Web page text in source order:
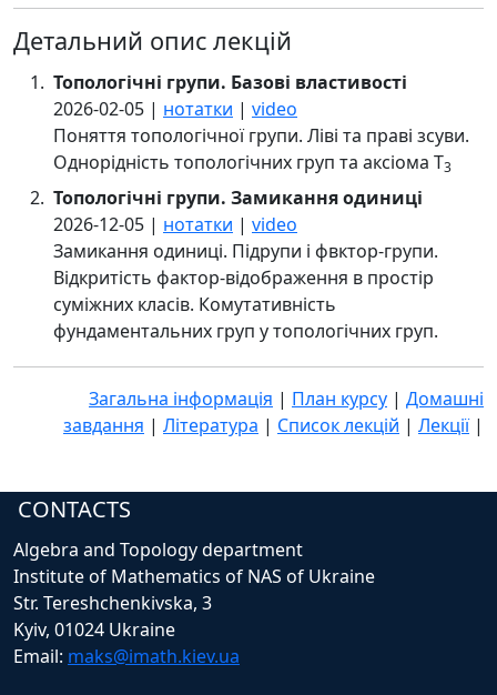
Детальний опис лекцій
Топологічні групи. Базові властивості
2026-02-05 | нотатки | video
Поняття топологічної групи. Ліві та праві зсуви.
Однорідність топологічних груп та аксіома T3
Топологічні групи. Замикання одиниці
2026-12-05 | нотатки | video
Замикання одиниці. Підрупи і фвктор-групи.
Відкритість фактор-відображення в простір
суміжних класів. Комутативність
фундаментальних груп у топологічних груп.
Загальна інформація | План курсу | Домашні
завдання | Література | Список лекцій | Лекції|
CONTACTS
Algebra and Topology department
Institute of Mathematics of NAS of Ukraine
Str. Tereshchenkivska, 3
Kyiv, 01024 Ukraine
Email: maks@imath.kiev.ua